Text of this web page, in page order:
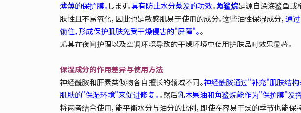
薄薄的保护膜。します。具有防止水分蒸发的功效。角鲨烷是源自深海鲨鱼或
肤性且不易氧化，因此也是敏感肌易于使用的成分。这些油性保湿成分，通
锁住，形成保护肌肤免受干燥侵害的"屏障"。。
尤其在夜间护理以及空调环境导致的干燥环境中使用护肤品时效果显著。
保湿成分的作用差异与使用方法
神经酰胺和肝素类似物各自擅长的领域不同。神经酰胺通过"补充"肌肤结
肌肤的"保湿环境"来促进修复。。然后乳木果油和角鲨烷能作为"保护膜"发
将两者结合使用，能平衡水分与油分的比例，即使在容易干燥的季节也能保